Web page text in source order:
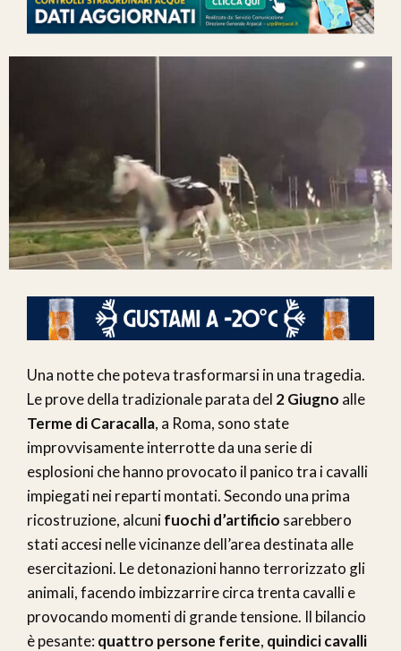
Una notte che poteva trasformarsi in una tragedia.
Le prove della tradizionale parata del 2 Giugno alle
Terme di Caracalla, a Roma, sono state
improvvisamente interrotte da una serie di
esplosioni che hanno provocato il panico tra i cavalli
impiegati nei reparti montati. Secondo una prima
ricostruzione, alcunifuochi d’artificio sarebbero
stati accesi nelle vicinanze dell’area destinata alle
esercitazioni. Le detonazioni hanno terrorizzato gli
animali, facendo imbizzarrire circa trenta cavalli e
provocando momenti di grande tensione. Il bilancio
è pesante: quattro persone ferite, quindici cavalli